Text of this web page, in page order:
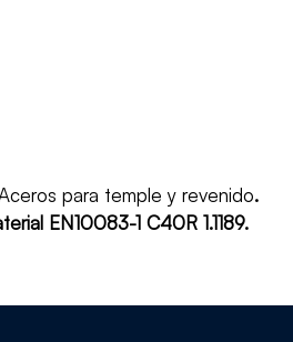
para temple y revenido.
EN10083-1 C40R 1.1189.